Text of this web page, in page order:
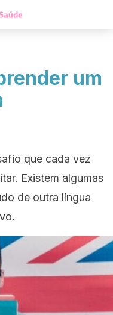
um
que cada vez
Existem algumas
de outra língua